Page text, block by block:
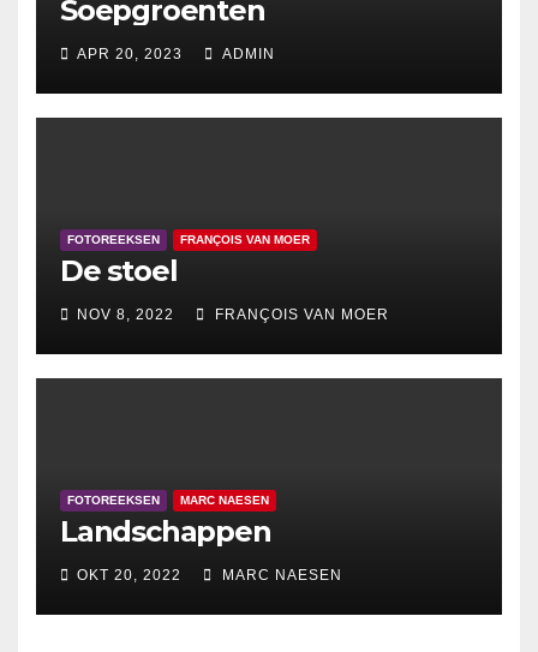
Soepgroenten
APR 20, 2023 ADMIN
FOTOREEKSEN FRANÇOIS VAN MOER
De stoel
NOV 8, 2022 FRANÇOIS VAN MOER
FOTOREEKSEN MARC NAESEN
Landschappen
OKT 20, 2022 MARC NAESEN